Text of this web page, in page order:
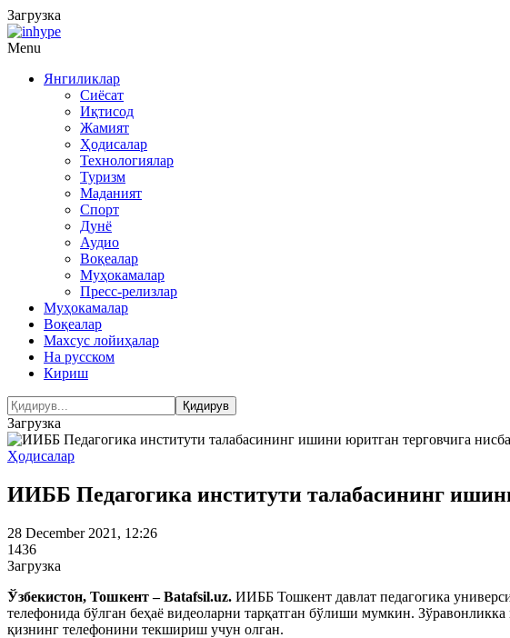
Загрузка
Menu
Янгиликлар
Сиёсат
Иқтисод
Жамият
Ҳодисалар
Технологиялар
Туризм
Маданият
Спорт
Дунё
Аудио
Воқеалар
Муҳокамалар
Пресс-релизлар
Муҳокамалар
Воқеалар
Махсус лойиҳалар
На русском
Кириш
Загрузка
Ҳодисалар
ИИББ Педагогика институти талабасининг
28 December 2021, 12:26
1436
Загрузка
Ўзбекистон, Тошкент – Batafsil.uz. ИИББ Тошкент давлат педагогика
телефонида бўлган беҳаё видеоларни тарқатган бўлиши мумкин.
қизнинг телефонини текшириш учун олган.